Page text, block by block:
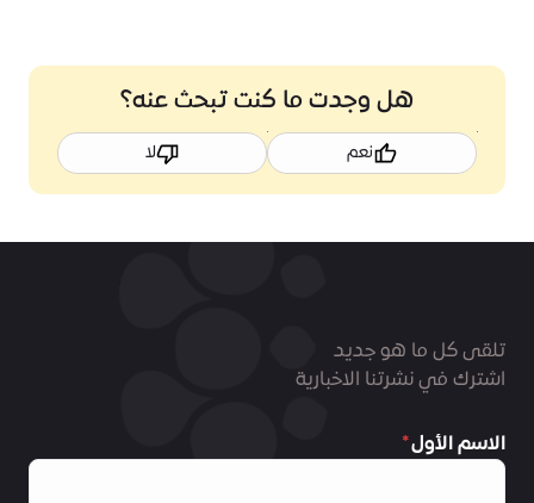
هل وجدت ما كنت تبحث عنه؟
نعم لا
تلقى كل ما هو جديد
اشترك في نشرتنا الاخبارية
الاسم الأول